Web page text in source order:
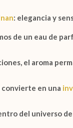
: elegancia y
de un eau de
el aroma
convierte en una
del universo